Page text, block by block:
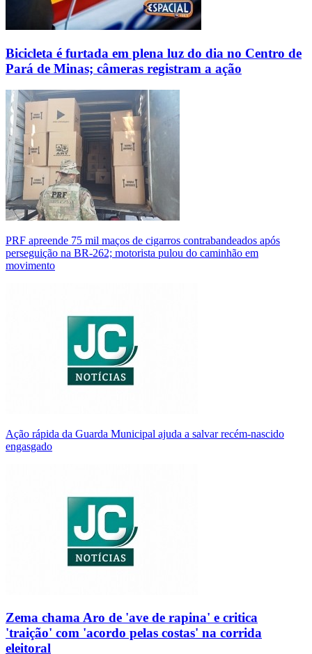
Bicicleta é furtada em plena luz do dia no Centro de
Pará de Minas; câmeras registram a ação
PRF apreende 75 mil maços de cigarros contrabandeados após
perseguição na BR-262; motorista pulou do caminhão em
movimento
Ação rápida da Guarda Municipal ajuda a salvar recém-nascido
engasgado
Zema chama Aro de 'ave de rapina' e critica
'traição' com 'acordo pelas costas' na corrida
eleitoral